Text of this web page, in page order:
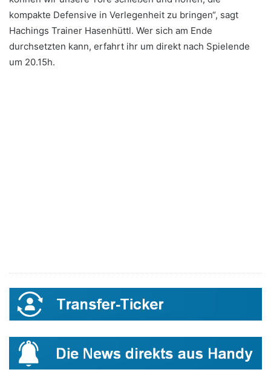
kompakte Defensive in Verlegenheit zu bringen“, sagt
Hachings Trainer Hasenhüttl. Wer sich am Ende
durchsetzten kann, erfahrt ihr um direkt nach Spielende
um 20.15h.